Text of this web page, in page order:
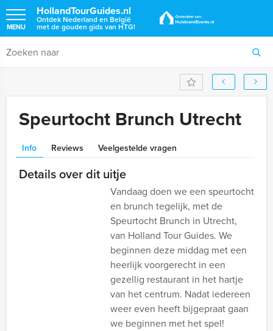
HollandTourGuides.nl
Ontdek Nederland en België
met de gouden gids van HTG!
MENU
Speurtocht Brunch Utrecht
Info Reviews Veelgestelde vragen
Details over dit uitje
Vandaag doen we een speurtocht
en brunch tegelijk, met de
Speurtocht Brunch in Utrecht,
van Holland Tour Guides. We
beginnen deze middag met een
heerlijk voorgerecht in een
gezellig restaurant in het hartje
van het centrum. Nadat iedereen
weer even heeft bijgepraat gaan
we beginnen met het spel!